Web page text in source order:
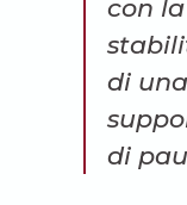
con
di
di